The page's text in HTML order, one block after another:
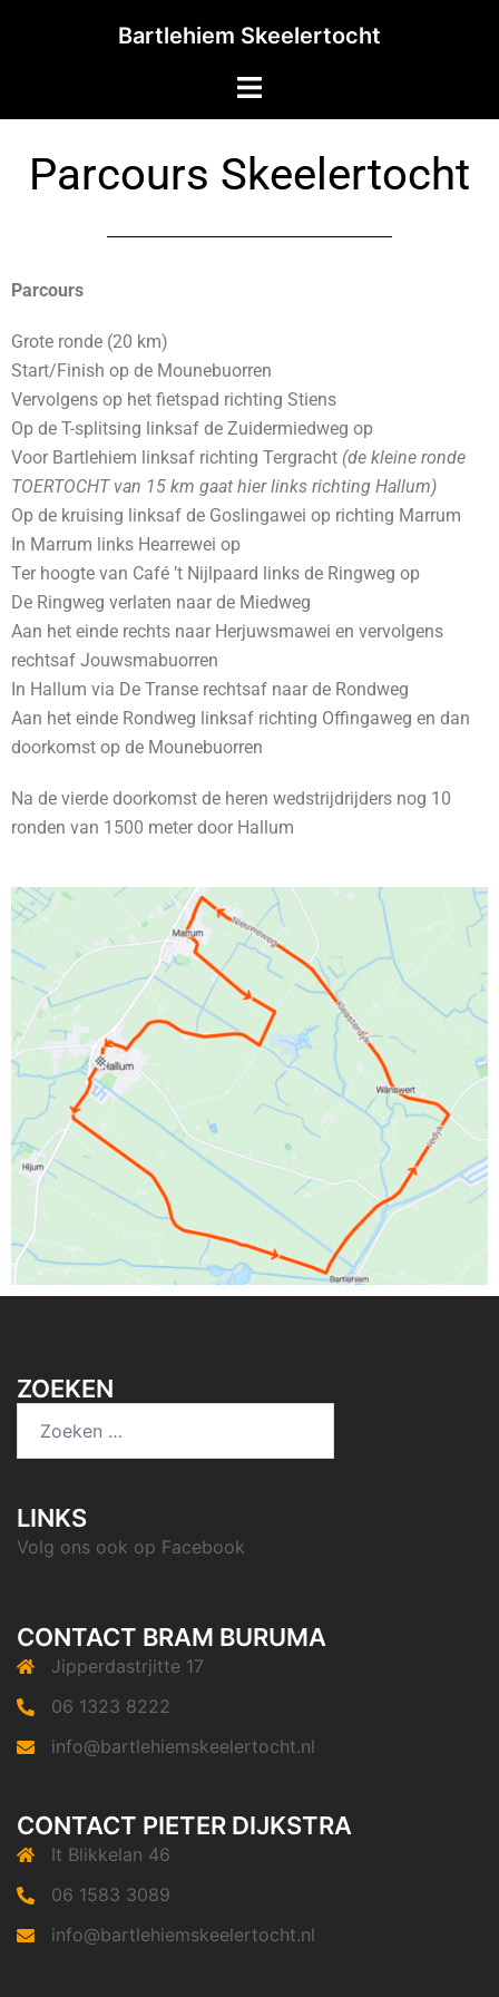
Bartlehiem Skeelertocht
Parcours Skeelertocht
Parcours
Grote ronde (20 km)
Start/Finish op de Mounebuorren
Vervolgens op het fietspad richting Stiens
Op de T-splitsing linksaf de Zuidermiedweg op
Voor Bartlehiem linksaf richting Tergracht (de kleine ronde
TOERTOCHT van 15 km gaat hier links richting Hallum)
Op de kruising linksaf de Goslingawei op richting Marrum
In Marrum links Hearrewei op
Ter hoogte van Café ’t Nijlpaard links de Ringweg op
De Ringweg verlaten naar de Miedweg
Aan het einde rechts naar Herjuwsmawei en vervolgens
rechtsaf Jouwsmabuorren
In Hallum via De Transe rechtsaf naar de Rondweg
Aan het einde Rondweg linksaf richting Offingaweg en dan
doorkomst op de Mounebuorren
Na de vierde doorkomst de heren wedstrijdrijders nog 10
ronden van 1500 meter door Hallum
ZOEKEN
LINKS
Volg ons ook op Facebook
CONTACT BRAM BURUMA
Jipperdastrjitte 17
06 1323 8222
info@bartlehiemskeelertocht.nl
CONTACT PIETER DIJKSTRA
It Blikkelan 46
06 1583 3089
info@bartlehiemskeelertocht.nl